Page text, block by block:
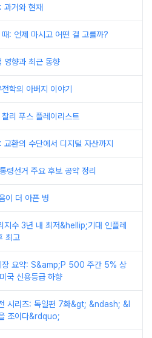
과거와 현재
: 언제 마시고 어떤 걸 고를까?
영향과 최근 동향
학의 아버지 이야기
리 푸스 플레이리스트
교환의 수단에서 디지털 자산까지
령선거 주요 후보 공약 정리
이 더 아픈 병
지수 3년 내 최저&hellip;기대 인플레
최고
장 요약: S&amp;P 500 주간 5% 상
국 신용등급 하향
시리즈: 독일편 7화&gt; &ndash; &l
조이다&rdquo;